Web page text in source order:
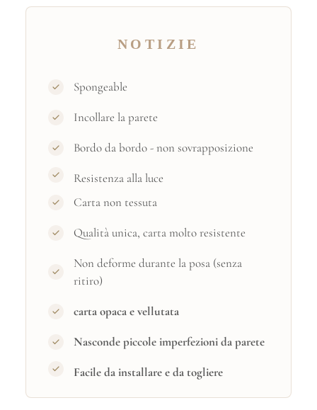
NOTIZIE
Spongeable
Incollare la parete
Bordo da bordo - non sovrapposizione
Resistenza alla luce
Carta non tessuta
Qualità unica, carta molto resistente
Non deforme durante la posa (senza
ritiro)
carta opaca e vellutata
Nasconde piccole imperfezioni da parete
Facile da installare e da togliere